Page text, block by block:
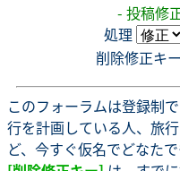
- 投稿修
処理
削除修正キー
このフォーラムは登録制
行を計画している人、旅
ど、今すぐ仮名でどなた